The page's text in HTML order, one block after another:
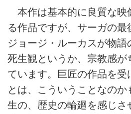
本作は基本的に良質な映
る作品ですが、サーガの最
ジョージ・ルーカスが物
死生観というか、宗教感が
ています。巨匠の作品を受
とは、こういうことなのか
生の、歴史の輪廻を感じさ